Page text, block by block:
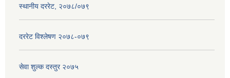
स्थानीय दररेट, २०७८/०७९
दररेट विश्लेषण २०७८-०७९
सेवा शुल्क दस्तुर २०७५